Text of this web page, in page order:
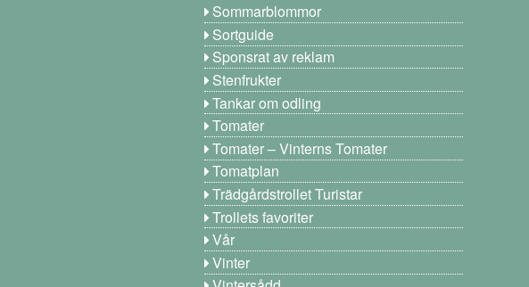
Sommarblommor
Sortguide
Sponsrat av reklam
Stenfrukter
Tankar om odling
Tomater
Tomater – Vinterns Tomater
Tomatplan
Trädgårdstrollet Turistar
Trollets favoriter
Vår
Vinter